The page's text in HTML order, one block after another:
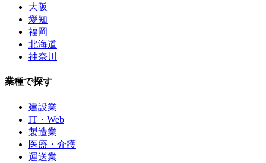
大阪
愛知
福岡
北海道
神奈川
業種で探す
建設業
IT・Web
製造業
医療・介護
運送業